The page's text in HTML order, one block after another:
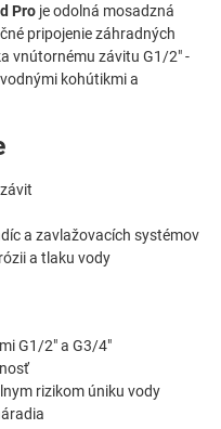
Pro je odolná mosadzná
pripojenie záhradných
vnútornému závitu G1/2" -
kohútikmi a
a zavlažovacích systémov
a tlaku vody
G1/2" a G3/4"
rizikom úniku vody